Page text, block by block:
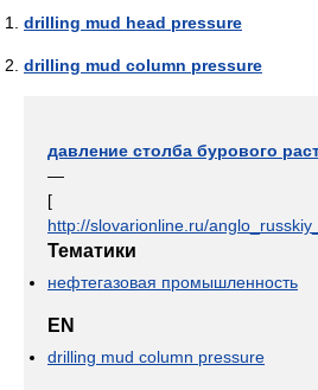
drilling mud head pressure
drilling mud column pressure
давление столба бурового
—
[
http://slovarionline.ru/
Тематики
нефтегазовая промышленность
EN
drilling mud column pressure